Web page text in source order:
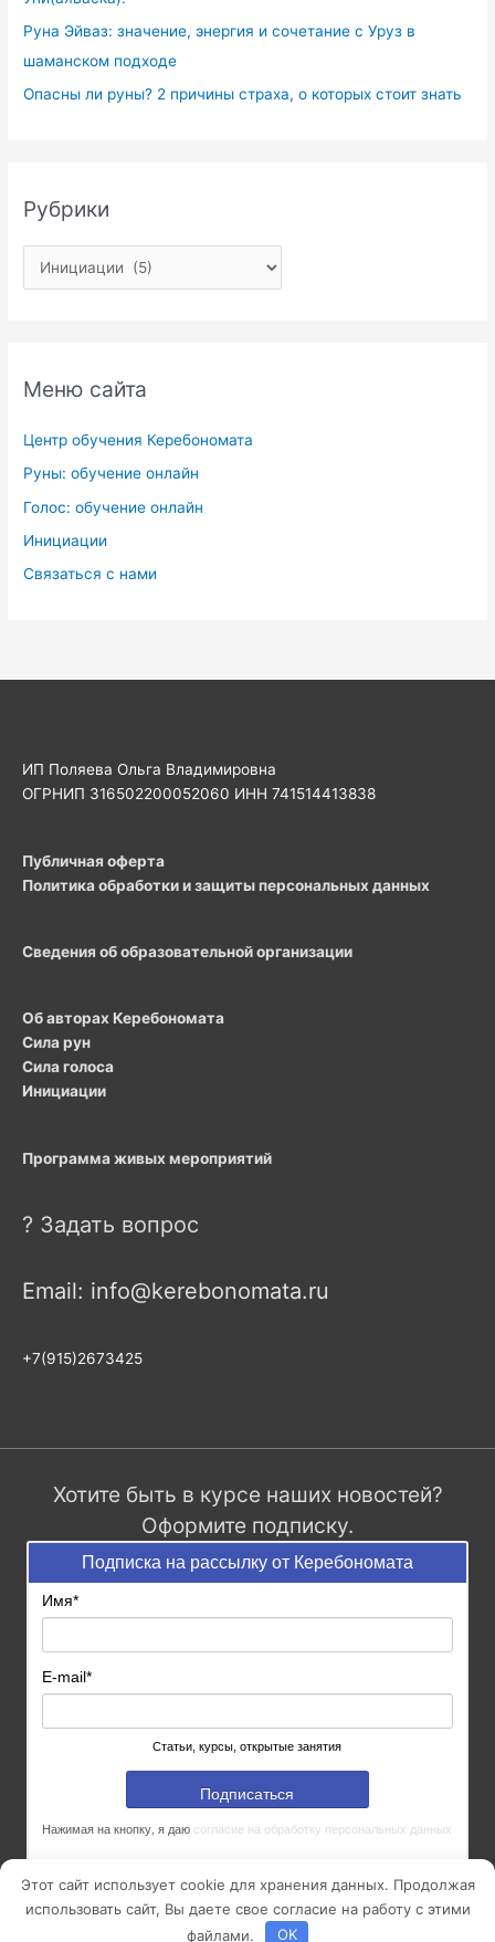
Руна Эйваз: значение, энергия и сочетание с Уруз в
шаманском подходе
Опасны ли руны? 2 причины страха, о которых стоит знать
Рубрики
Меню сайта
Центр обучения Керебономата
Руны: обучение онлайн
Голос: обучение онлайн
Инициации
Связаться с нами
ИП Поляева Ольга Владимировна
ОГРНИП 316502200052060 ИНН 741514413838
Публичная оферта
Политика обработки и защиты персональных данных
Сведения об образовательной организации
Об авторах Керебономата
Сила рун
Сила голоса
Инициации
Программа живых мероприятий
? Задать вопрос
Email: info@kerebonomata.ru
+7(915)2673425
Хотите быть в курсе наших новостей?
Оформите подписку.
Подписка на рассылку от Керебономата
Имя*
E-mail*
Статьи, курсы, открытые занятия
Подписаться
Нажимая на кнопку, я даю согласие на обработку персональных данных
© 2014 - 2026 Керебономата| Все права защищены
Этот сайт использует cookie для хранения данных. Продолжая
использовать сайт, Вы даете свое согласие на работу с этими
файлами.
OK